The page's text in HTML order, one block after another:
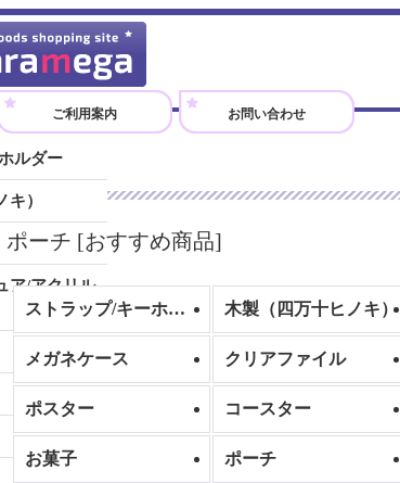
ルダー
キ）
ア/アクリル
ご利用案内 お問い合わせ
ポーチ [おすすめ商品]
ストラップ/キーホルダー 木製（四万十ヒノキ）
メガネケース クリアファイル
ポスター コースター
お菓子 ポーチ